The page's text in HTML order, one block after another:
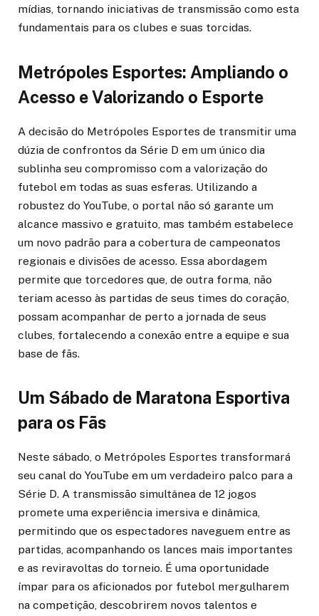
mídias, tornando iniciativas de transmissão como esta
fundamentais para os clubes e suas torcidas.
Metrópoles Esportes: Ampliando o
Acesso e Valorizando o Esporte
A decisão do Metrópoles Esportes de transmitir uma
dúzia de confrontos da Série D em um único dia
sublinha seu compromisso com a valorização do
futebol em todas as suas esferas. Utilizando a
robustez do YouTube, o portal não só garante um
alcance massivo e gratuito, mas também estabelece
um novo padrão para a cobertura de campeonatos
regionais e divisões de acesso. Essa abordagem
permite que torcedores que, de outra forma, não
teriam acesso às partidas de seus times do coração,
possam acompanhar de perto a jornada de seus
clubes, fortalecendo a conexão entre a equipe e sua
base de fãs.
Um Sábado de Maratona Esportiva
para os Fãs
Neste sábado, o Metrópoles Esportes transformará
seu canal do YouTube em um verdadeiro palco para a
Série D. A transmissão simultânea de 12 jogos
promete uma experiência imersiva e dinâmica,
permitindo que os espectadores naveguem entre as
partidas, acompanhando os lances mais importantes
e as reviravoltas do torneio. É uma oportunidade
ímpar para os aficionados por futebol mergulharem
na competição, descobrirem novos talentos e